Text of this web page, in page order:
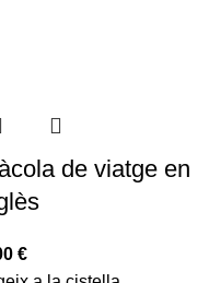
de viatge en
€